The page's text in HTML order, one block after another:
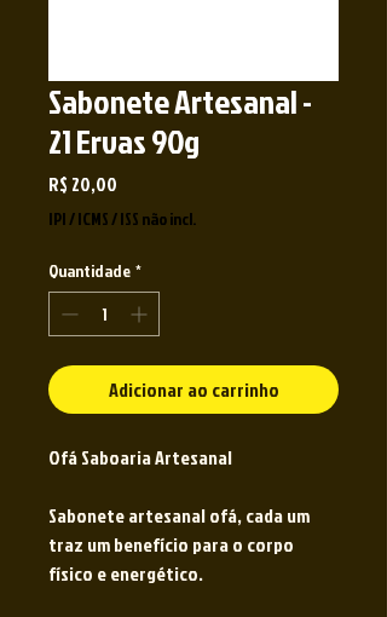
Sabonete Artesanal -
21 Ervas 90g
R$ 20,00
IPI / ICMS / ISS não incl.
Quantidade *
Adicionar ao carrinho
Ofá Saboaria Artesanal
Sabonete artesanal ofá, cada um
traz um benefício para o corpo
físico e energético.